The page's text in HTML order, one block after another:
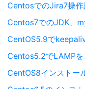
CentosでのJira7操
Centos7でのJDK、
CentOS5.9で
Centos5.2でLAMPを
CentOS8インストー